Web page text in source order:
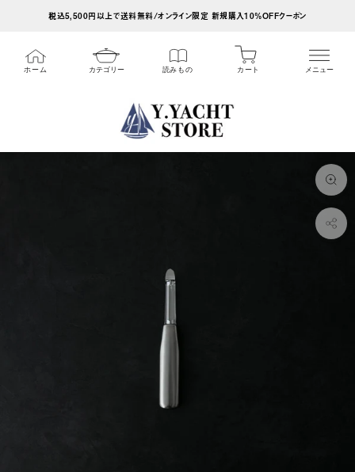
税込5,500円以上で送料無料/オンライン限定 新規購入10%OFFクーポン
ホーム カテゴリー 読みもの カート メニュー